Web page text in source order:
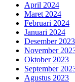
April 2024
Maret 2024
Februari 2024
Januari 2024
Desember 2023
November
Oktober 2023
September
Agustus 2023